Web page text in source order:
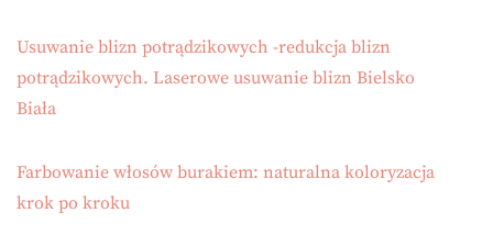
Usuwanie blizn potrądzikowych -redukcja blizn
potrądzikowych. Laserowe usuwanie blizn Bielsko
Biała
Farbowanie włosów burakiem: naturalna koloryzacja
krok po kroku